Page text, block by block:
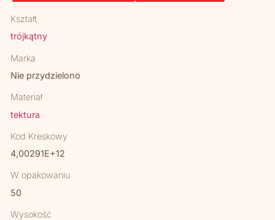
Kształt
trójkątny
Marka
Nie przydzielono
Materiał
tektura
Kod Kreskowy
4,00291E+12
W opakowaniu
50
Wysokość